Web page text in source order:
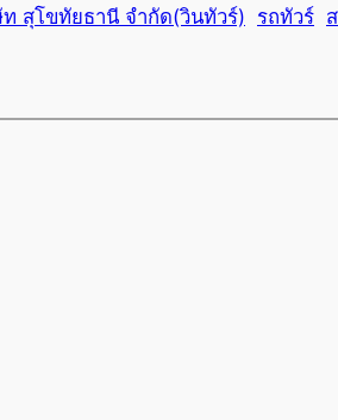
สุโขทัยธานี จำกัด(วินทัวร์) รถทัวร์